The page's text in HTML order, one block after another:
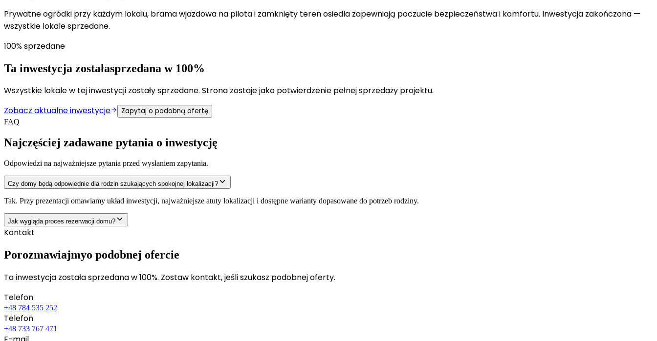
Prywatne ogródki przy każdym lokalu, brama wjazdowa na pilota i zamknięty teren osiedla zapewniają poczucie bezpieczeństwa i komfortu. Inwestycja zakończona —
wszystkie lokale sprzedane.
100% sprzedane
Ta inwestycja zostałasprzedana w 100%
Wszystkie lokale w tej inwestycji zostały sprzedane. Strona zostaje jako potwierdzenie pełnej sprzedaży projektu.
Zobacz aktualne inwestycje
Zapytaj o podobną ofertę
FAQ
Najczęściej zadawane pytania o inwestycję
Odpowiedzi na najważniejsze pytania przed wysłaniem zapytania.
Czy domy będą odpowiednie dla rodzin szukających spokojnej lokalizacji?
Tak. Przy prezentacji omawiamy układ inwestycji, najważniejsze atuty lokalizacji i dostępne warianty dopasowane do potrzeb rodziny.
Jak wygląda proces rezerwacji domu?
Kontakt
Porozmawiajmyo podobnej ofercie
Ta inwestycja została sprzedana w 100%. Zostaw kontakt, jeśli szukasz podobnej oferty.
Telefon
+48 784 535 252
Telefon
+48 733 767 471